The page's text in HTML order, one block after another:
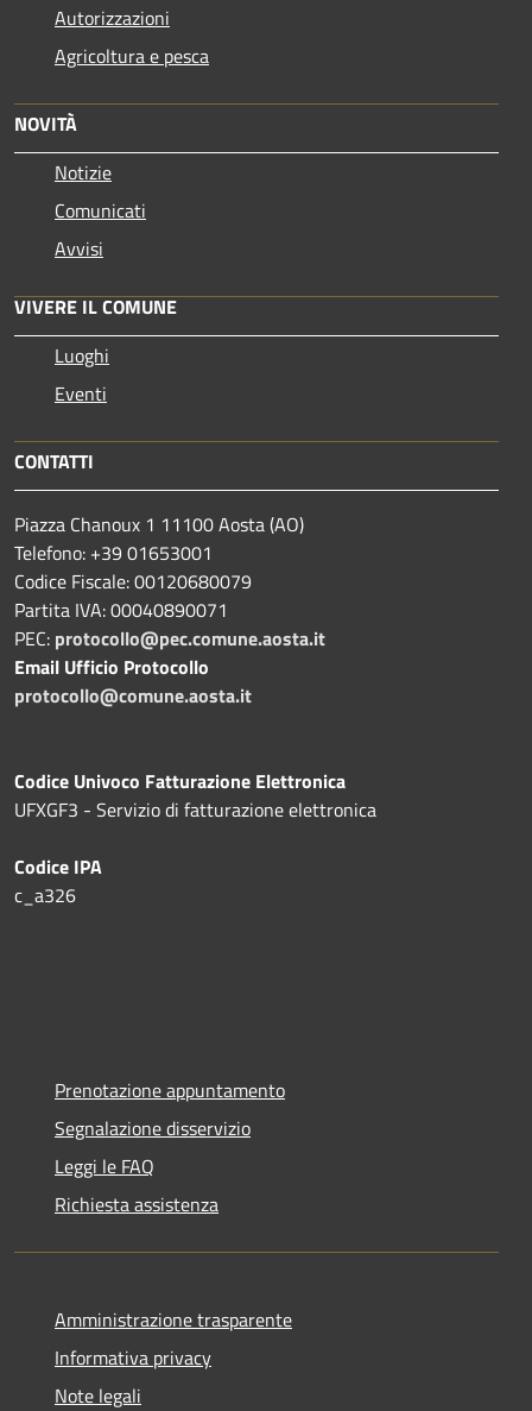
Autorizzazioni
Agricoltura e pesca
NOVITÀ
Notizie
Comunicati
Avvisi
VIVERE IL COMUNE
Luoghi
Eventi
CONTATTI
Piazza Chanoux 1 11100 Aosta (AO)
Telefono: +39 01653001
Codice Fiscale: 00120680079
Partita IVA: 00040890071
PEC: protocollo@pec.comune.aosta.it
Email Ufficio Protocollo
protocollo@comune.aosta.it
Codice Univoco Fatturazione Elettronica
UFXGF3 - Servizio di fatturazione elettronica
Codice IPA
c_a326
Prenotazione appuntamento
Segnalazione disservizio
Leggi le FAQ
Richiesta assistenza
Amministrazione trasparente
Informativa privacy
Note legali